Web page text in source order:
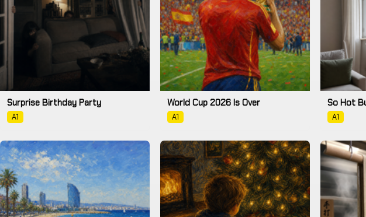
Surprise Birthday Party
A1
World Cup 2026 Is Over
A1
So Hot
A1